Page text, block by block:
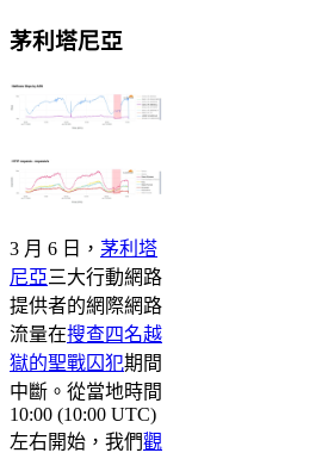
茅利塔尼亞
3 月 6 日， 茅利塔
尼亞 三大行動網路
提供者的網際網路
流量在搜查四名越
獄的聖戰囚犯期間
中斷。從當地時間
10:00 (10:00 UTC)
左右開始，我們觀